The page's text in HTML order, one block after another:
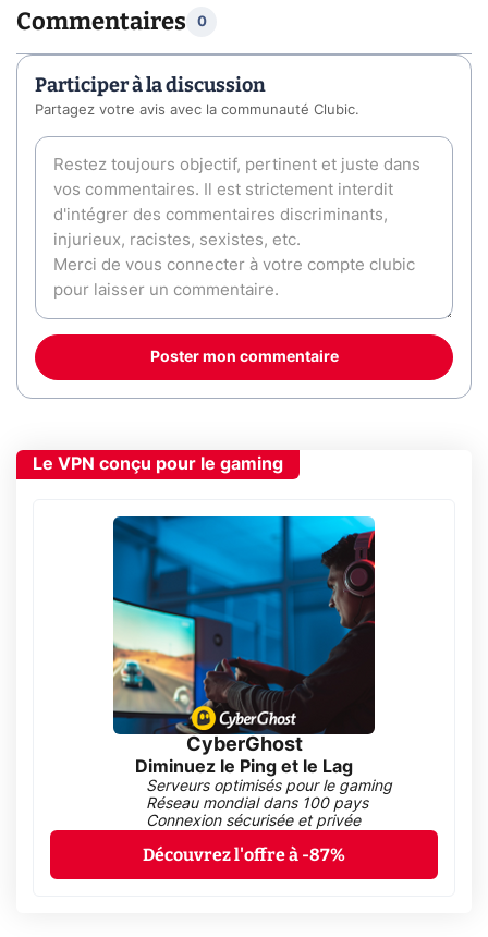
Commentaires 0
Participer à la discussion
Partagez votre avis avec la communauté Clubic.
Poster mon commentaire
Le VPN conçu pour le gaming
CyberGhost
Diminuez le Ping et le Lag
Serveurs optimisés pour le gaming
Réseau mondial dans 100 pays
Connexion sécurisée et privée
Découvrez l'offre à -87%